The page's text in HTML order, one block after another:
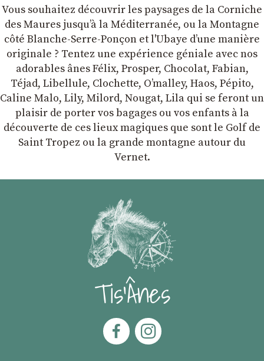
Vous souhaitez découvrir les paysages de la Corniche
des Maures jusqu’à la Méditerranée, ou la Montagne
côté Blanche-Serre-Ponçon et l'Ubaye dʼune manière
originale ? Tentez une expérience géniale avec nos
adorables ânes Félix, Prosper, Chocolat, Fabian,
Téjad, Libellule, Clochette, Oʼmalley, Haos, Pépito,
Caline Malo, Lily, Milord, Nougat, Lila qui se feront un
plaisir de porter vos bagages ou vos enfants à la
découverte de ces lieux magiques que sont le Golf de
Saint Tropez ou la grande montagne autour du
Vernet.
Tis'Ânes